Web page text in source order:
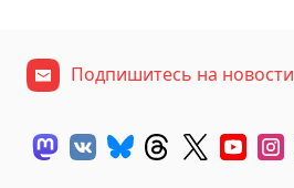
Подпишитесь на новости